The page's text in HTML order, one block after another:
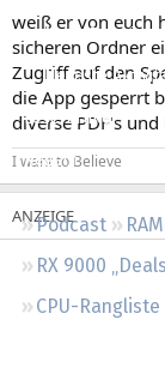
Neue Beiträge
Neueste
Leserartikel
Regeln
Podcast
RX 9000
CPU-Rangliste
weiß er von euch
sicheren Ordner
Zugriff auf den
die App gesperrt
diverse PDF's und
I want to Believe